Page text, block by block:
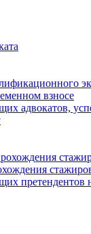
взносе
адвокатов,
претендентов